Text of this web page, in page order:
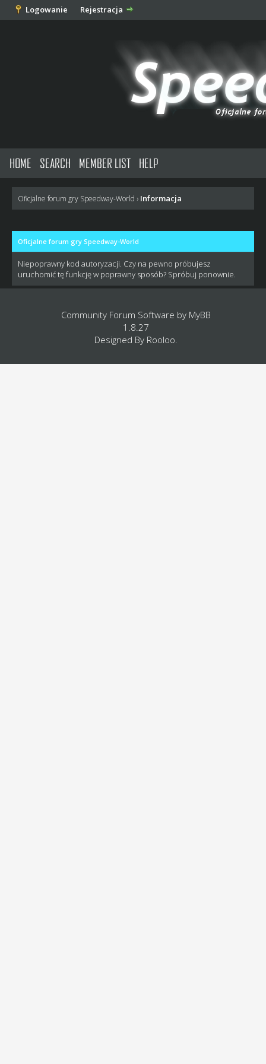
Logowanie Rejestracja
HOME SEARCH MEMBER LIST HELP
Oficjalne forum gry Speedway-World › Informacja
Oficjalne forum gry Speedway-World
Niepoprawny kod autoryzacji. Czy na pewno próbujesz
uruchomić tę funkcję w poprawny sposób? Spróbuj ponownie.
Community Forum Software by MyBB
1.8.27
Designed By Rooloo.